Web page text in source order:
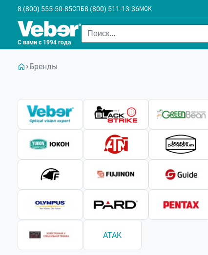
8 (800) 555-50-85СПБ8 (800) 511-13-36МСК
С вами с 1994 года
Бренды
ATAK